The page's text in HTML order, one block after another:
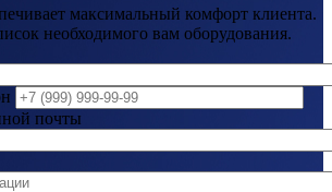
максимальный комфорт клиента.
необходимого вам оборудования.
почты